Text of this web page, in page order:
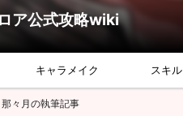
ア公式攻略wiki
キャラメイク スキル
那々月の執筆記事